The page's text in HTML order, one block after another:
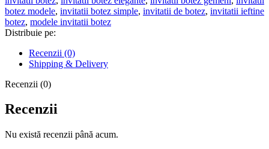
-
Simple
-
IB-
79
botez modele, invitatii botez simple, invitatii de botez, invitatii ieftine
botez, modele invitatii botez
Distribuie pe:
Recenzii (0)
Shipping & Delivery
Recenzii (0)
Recenzii
Nu există recenzii până acum.